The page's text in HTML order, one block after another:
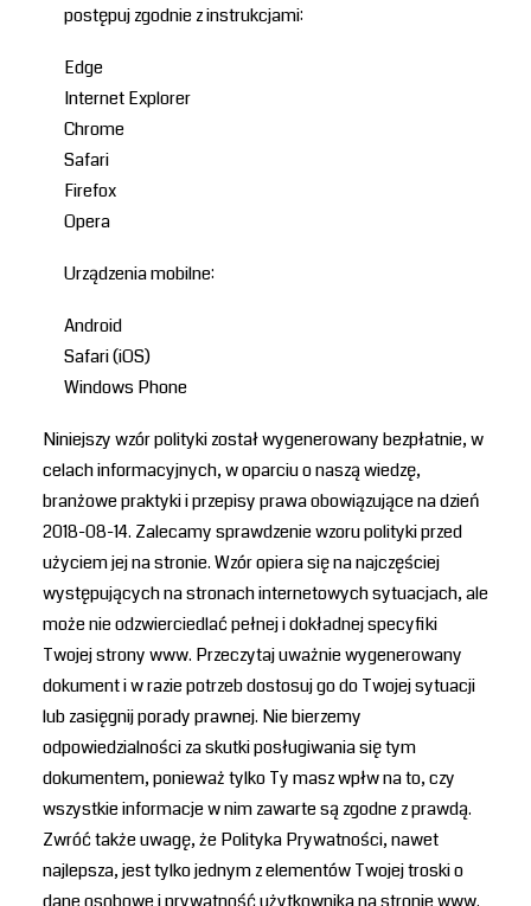
postępuj zgodnie z instrukcjami:
Edge
Internet Explorer
Chrome
Safari
Firefox
Opera
Urządzenia mobilne:
Android
Safari (iOS)
Windows Phone
Niniejszy wzór polityki został wygenerowany bezpłatnie, w
celach informacyjnych, w oparciu o naszą wiedzę,
branżowe praktyki i przepisy prawa obowiązujące na dzień
2018-08-14. Zalecamy sprawdzenie wzoru polityki przed
użyciem jej na stronie. Wzór opiera się na najczęściej
występujących na stronach internetowych sytuacjach, ale
może nie odzwierciedlać pełnej i dokładnej specyfiki
Twojej strony www. Przeczytaj uważnie wygenerowany
dokument i w razie potrzeb dostosuj go do Twojej sytuacji
lub zasięgnij porady prawnej. Nie bierzemy
odpowiedzialności za skutki posługiwania się tym
dokumentem, ponieważ tylko Ty masz wpłw na to, czy
wszystkie informacje w nim zawarte są zgodne z prawdą.
Zwróć także uwagę, że Polityka Prywatności, nawet
najlepsza, jest tylko jednym z elementów Twojej troski o